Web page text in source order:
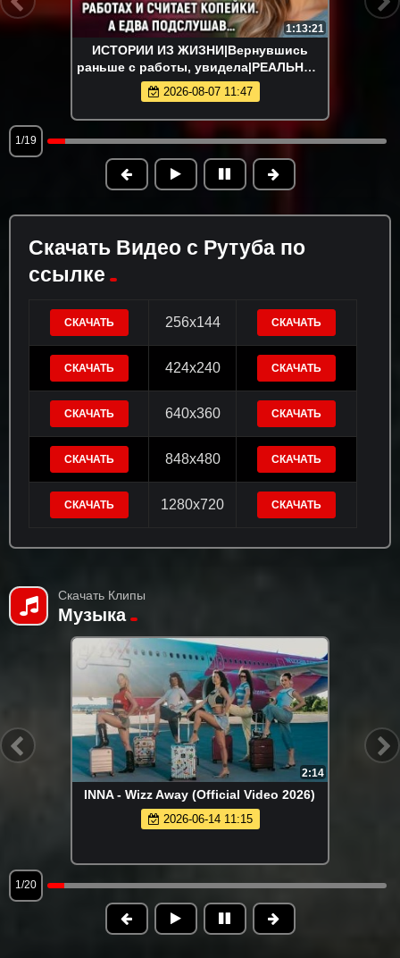
1:13:21
ИСТОРИИ ИЗ ЖИЗНИ|Вернувшись
раньше с работы, увидела|РЕАЛЬНЫЕ
ИСТОРИИ|ЖИЗНЕННЫЕ ИСТОРИИ
2026-08-07 11:47
1/19
Скачать Видео с Рутуба по
ссылке
СКАЧАТЬ 256x144 СКАЧАТЬ
СКАЧАТЬ 424x240 СКАЧАТЬ
СКАЧАТЬ 640x360 СКАЧАТЬ
СКАЧАТЬ 848x480 СКАЧАТЬ
СКАЧАТЬ 1280x720 СКАЧАТЬ
Скачать Клипы
Музыка
3:40
Артур Халатов - Покайфуем (Премьера
клипа 2026)
2/20